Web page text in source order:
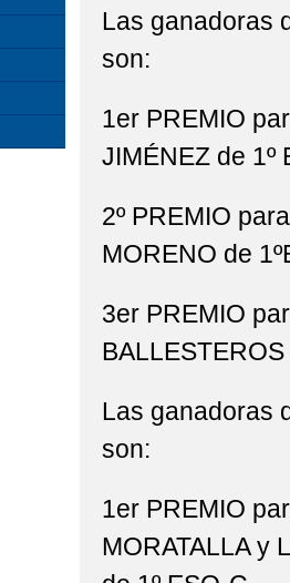
Las ganadoras
son:
1er PREMIO
JIMÉNEZ de 1º
2º PREMIO
MORENO de
3er PREMIO
Las ganadoras
son:
1er PREMIO
MORATALLA y